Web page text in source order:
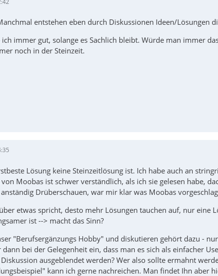
entstehen eben durch Diskussionen Ideen/Lösungen
immer gut, solange es Sachlich bleibt. Würde man immer
noch in der Steinzeit.
Lösung keine Steinzeitlösung ist. Ich habe auch an
Moobas ist schwer verständlich, als ich sie gelesen habe,
Drüberschauen, war mir klar was Moobas
etwas spricht, desto mehr Lösungen tauchen auf, nur eine
ist --> macht das Sinn?
"Berufsergänzungs Hobby" und diskutieren gehört dazu -
bei der Gelegenheit ein, dass man es sich als einfacher
ausgeblendet werden? Wer also sollte ermahnt
kann ich gerne nachreichen. Man findet Ihn aber